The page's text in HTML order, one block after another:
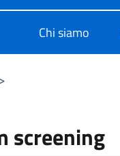
Chi siamo
>
screening